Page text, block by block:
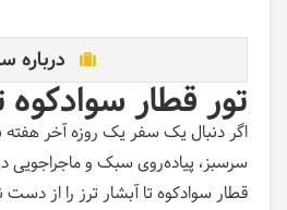
درباره
تور قطار سوادکوه
اگر دنبال یک سفر یک روزه آخر هفته
سرسبز، پیاده‌روی سبک و ماجراجویی
قطار سوادکوه تا آبشار ترز را از